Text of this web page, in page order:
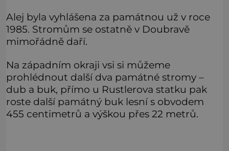
Alej byla vyhlášena za památnou už v roce
1985. Stromům se ostatně v Doubravě
mimořádně daří.
Na západním okraji vsi si můžeme
prohlédnout další dva památné stromy –
dub a buk, přímo u Rustlerova statku pak
roste další památný buk lesní s obvodem
455 centimetrů a výškou přes 22 metrů.